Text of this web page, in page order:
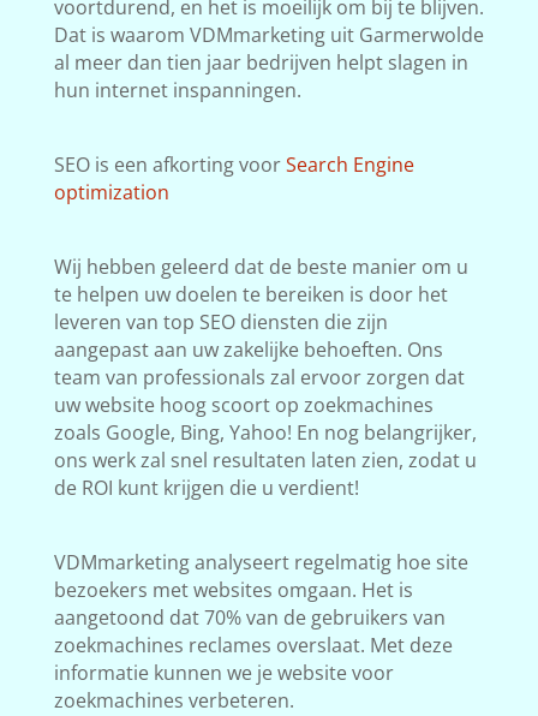
voortdurend, en het is moeilijk om bij te blijven.
Dat is waarom VDMmarketing uit Garmerwolde
al meer dan tien jaar bedrijven helpt slagen in
hun internet inspanningen.
SEO is een afkorting voorSearch Engine
optimization
Wij hebben geleerd dat de beste manier om u
te helpen uw doelen te bereiken is door het
leveren van top SEO diensten die zijn
aangepast aan uw zakelijke behoeften. Ons
team van professionals zal ervoor zorgen dat
uw website hoog scoort op zoekmachines
zoals Google, Bing, Yahoo! En nog belangrijker,
ons werk zal snel resultaten laten zien, zodat u
de ROI kunt krijgen die u verdient!
VDMmarketing analyseert regelmatig hoe site
bezoekers met websites omgaan. Het is
aangetoond dat 70% van de gebruikers van
zoekmachines reclames overslaat. Met deze
informatie kunnen we je website voor
zoekmachines verbeteren.